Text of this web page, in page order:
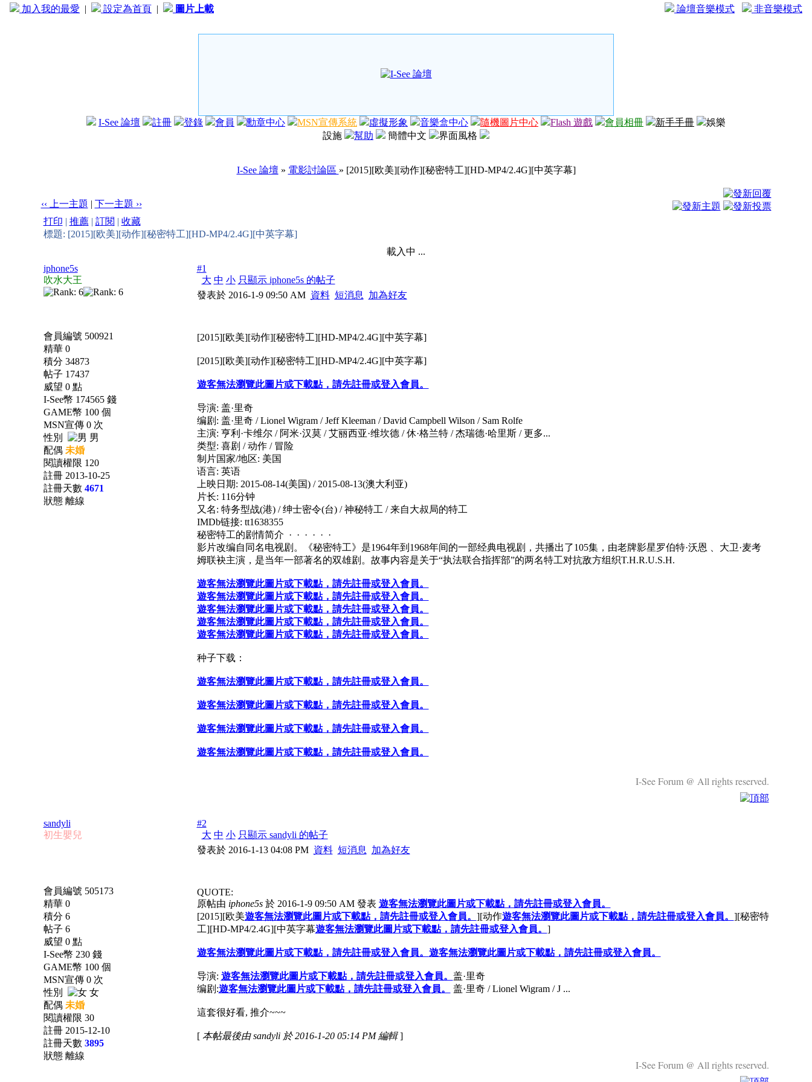
加入我的最愛 | 設定為首頁 | 圖片上載 論壇音樂模式 非音樂模式
I-See 論壇 註冊 登錄 會員 勳章中心 MSN宣傳系統 虛擬形象 音樂盒中心 隨機圖片中心 Flash 遊戲 會員相冊 新手手冊
娛樂
設施
幫助 簡體中文 界面風格
I-See 論壇 » 電影討論區 » [2015][欧美][动作][秘密特工][HD-MP4/2.4G][中英字幕]
‹‹ 上一主題 | 下一主題 ››
打印 | 推薦| 訂閱 | 收藏
標題: [2015][欧美][动作][秘密特工][HD-MP4/2.4G][中英字幕]
載入中 ...
iphone5s
吹水大王
會員編號 500921
精華 0
積分 34873
帖子 17437
威望 0 點
I-See幣 174565 錢
GAME幣 100 個
MSN宣傳 0 次
性別
男
配偶 未婚
閱讀權限 120
註冊 2013-10-25
註冊天數 4671
狀態 離線
#1
大 中 小 只顯示 iphone5s 的帖子
發表於 2016-1-9 09:50 AM 資料 短消息 加為好友
[2015][欧美][动作][秘密特工][HD-MP4/2.4G][中英字幕]
[2015][欧美][动作][秘密特工][HD-MP4/2.4G][中英字幕]
遊客無法瀏覽此圖片或下載點，請先註冊或登入會員。
导演: 盖·里奇
编剧: 盖·里奇 / Lionel Wigram / Jeff Kleeman / David Campbell Wilson / Sam Rolfe
主演: 亨利·卡维尔 / 阿米·汉莫 / 艾丽西亚·维坎德 / 休·格兰特 / 杰瑞德·哈里斯 / 更多...
类型: 喜剧 / 动作 / 冒险
制片国家/地区: 美国
语言: 英语
上映日期: 2015-08-14(美国) / 2015-08-13(澳大利亚)
片长: 116分钟
又名: 特务型战(港) / 绅士密令(台) / 神秘特工 / 来自大叔局的特工
IMDb链接: tt1638355
秘密特工的剧情简介 · · · · · ·
影片改编自同名电视剧。《秘密特工》是1964年到1968年间的一部经典电视剧，共播出了105集，由老牌影星罗伯特·沃恩 、大卫·麦考
姆联袂主演，是当年一部著名的双雄剧。故事内容是关于“执法联合指挥部”的两名特工对抗敌方组织T.H.R.U.S.H.
遊客無法瀏覽此圖片或下載點，請先註冊或登入會員。
遊客無法瀏覽此圖片或下載點，請先註冊或登入會員。
遊客無法瀏覽此圖片或下載點，請先註冊或登入會員。
遊客無法瀏覽此圖片或下載點，請先註冊或登入會員。
遊客無法瀏覽此圖片或下載點，請先註冊或登入會員。
种子下载：
遊客無法瀏覽此圖片或下載點，請先註冊或登入會員。
遊客無法瀏覽此圖片或下載點，請先註冊或登入會員。
遊客無法瀏覽此圖片或下載點，請先註冊或登入會員。
遊客無法瀏覽此圖片或下載點，請先註冊或登入會員。
I-See Forum @ All rights reserved.
sandyli
初生嬰兒
會員編號 505173
精華 0
積分 6
帖子 6
威望 0 點
I-See幣 230 錢
GAME幣 100 個
MSN宣傳 0 次
性別
女
配偶 未婚
閱讀權限 30
註冊 2015-12-10
註冊天數 3895
狀態 離線
#2
大 中 小 只顯示 sandyli 的帖子
發表於 2016-1-13 04:08 PM 資料 短消息 加為好友
QUOTE:
原帖由 iphone5s於 2016-1-9 09:50 AM 發表 遊客無法瀏覽此圖片或下載點，請先註冊或登入會員。
[2015][欧美遊客無法瀏覽此圖片或下載點，請先註冊或登入會員。 ][动作遊客無法瀏覽此圖片或下載點，請先註冊或登入會員。 ][秘密特
工][HD-MP4/2.4G][中英字幕遊客無法瀏覽此圖片或下載點，請先註冊或登入會員。 ]
遊客無法瀏覽此圖片或下載點，請先註冊或登入會員。 遊客無法瀏覽此圖片或下載點，請先註冊或登入會員。
导演: 遊客無法瀏覽此圖片或下載點，請先註冊或登入會員。 盖·里奇
编剧:遊客無法瀏覽此圖片或下載點，請先註冊或登入會員。 盖·里奇 / Lionel Wigram / J ...
這套很好看, 推介~~~
[本帖最後由 sandyli 於 2016-1-20 05:14 PM 編輯]
I-See Forum @ All rights reserved.